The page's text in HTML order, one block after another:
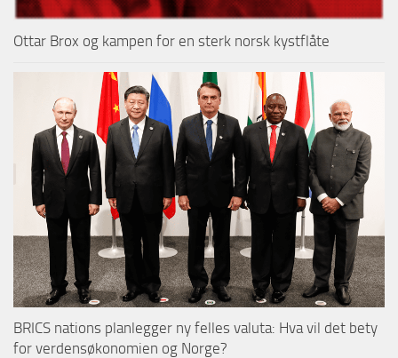
Ottar Brox og kampen for en sterk norsk kystflåte
BRICS nations planlegger ny felles valuta: Hva vil det bety
for verdensøkonomien og Norge?